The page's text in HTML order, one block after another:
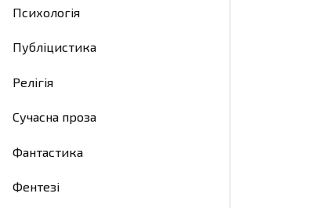
Психологія
Публіцистика
Релігія
Сучасна проза
Фантастика
Фентезі